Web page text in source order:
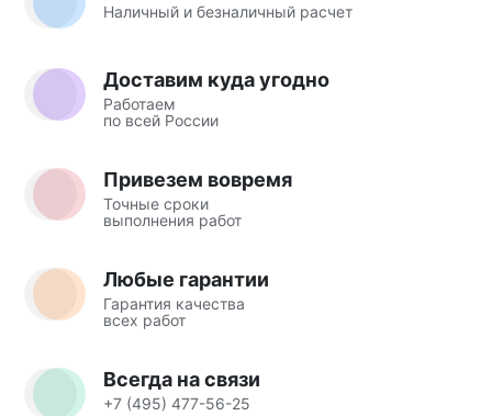
Наличный и безналичный расчет
Доставим куда угодно
Работаем
по всей России
Привезем вовремя
Точные сроки
выполнения работ
Любые гарантии
Гарантия качества
всех работ
Всегда на связи
+7 (495) 477-56-25